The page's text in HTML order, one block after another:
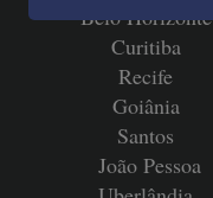
Belo Horizonte
Curitiba
Recife
Goiânia
Santos
João Pessoa